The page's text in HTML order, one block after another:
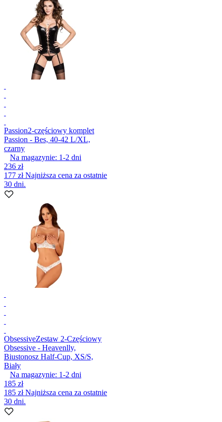
Passion2-częściowy komplet
Passion - Bes, 40-42 L/XL,
czarny
Na magazynie: 1-2 dni
236 zł
177 złNajniższa cena za ostatnie
30 dni.
ObsessiveZestaw 2-Częściowy
Obsessive - Heavenlly,
Biustonosz Half-Cup, XS/S,
Biały
Na magazynie: 1-2 dni
185 zł
185 złNajniższa cena za ostatnie
30 dni.